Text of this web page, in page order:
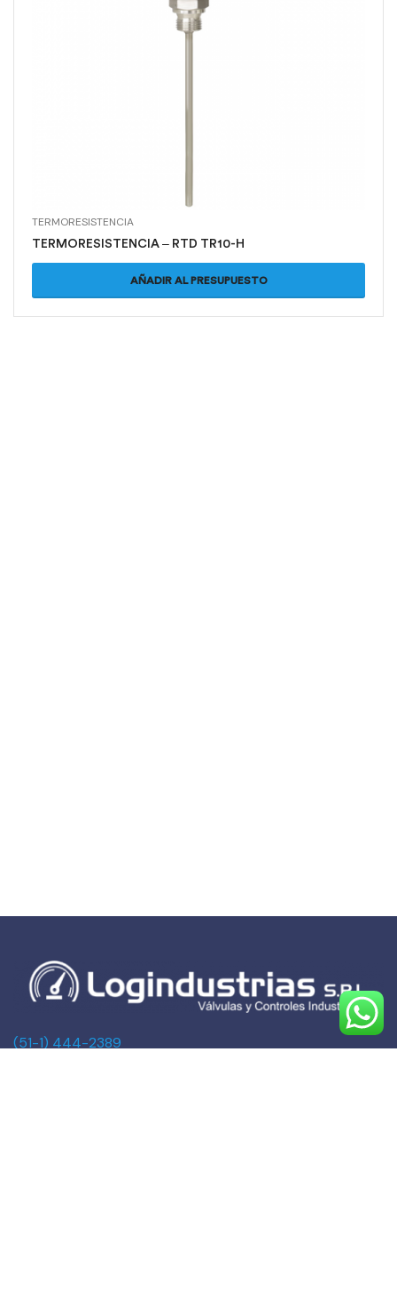
TERMORESISTENCIA
TERMORESISTENCIA – RTD TR10-H
AÑADIR AL PRESUPUESTO
(51-1) 444-2389